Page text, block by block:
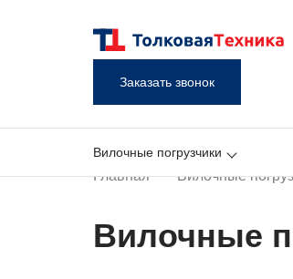
Заказать звонок
Вилочные погрузчики
Главная Вилочные
Вилочные